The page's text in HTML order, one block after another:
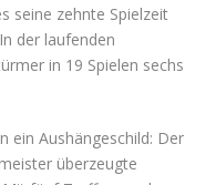
seine zehnte Spielzeit
der laufenden
in 19 Spielen sechs
ein Aushängeschild: Der
überzeugte